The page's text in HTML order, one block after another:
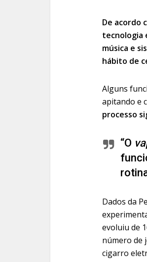
De acordo
tecnologia
música e
hábito de
Alguns
apitando e
processo
“O
Dados da
evoluiu de
número de
cigarro